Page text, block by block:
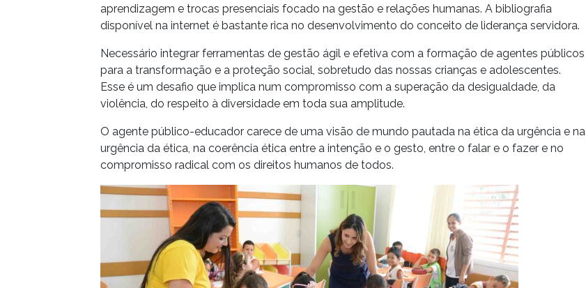
aprendizagem e trocas presenciais focado na gestão e relações humanas. A bibliografia
disponível na internet é bastante rica no desenvolvimento do conceito de liderança servidora.
Necessário integrar ferramentas de gestão ágil e efetiva com a formação de agentes públicos
para a transformação e a proteção social, sobretudo das nossas crianças e adolescentes.
Esse é um desafio que implica num compromisso com a superação da desigualdade, da
violência, do respeito à diversidade em toda sua amplitude.
O agente público-educador carece de uma visão de mundo pautada na ética da urgência e na
urgência da ética, na coerência ética entre a intenção e o gesto, entre o falar e o fazer e no
compromisso radical com os direitos humanos de todos.